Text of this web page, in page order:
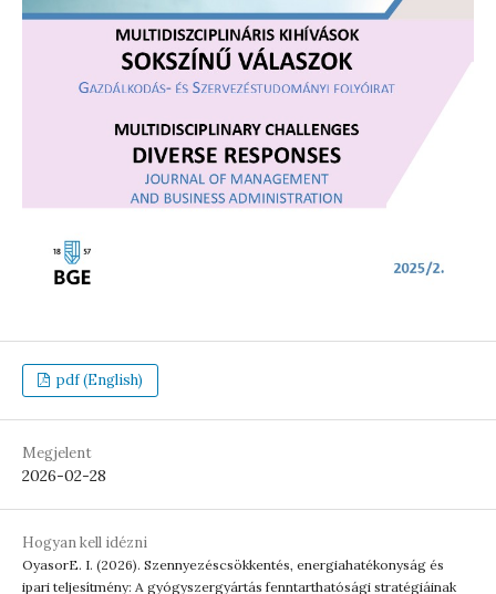
pdf (English)
Megjelent
2026-02-28
Hogyan kell idézni
OyasorE. I. (2026). Szennyezéscsökkentés, energiahatékonyság és
ipari teljesítmény: A gyógyszergyártás fenntarthatósági stratégiáinak